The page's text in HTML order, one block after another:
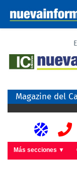
Magazine del
Más secciones ▼